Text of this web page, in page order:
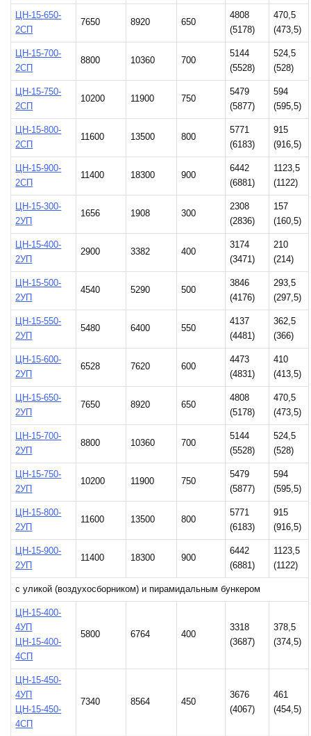
ЦН-15-650-
2СП
7650 8920 650
4808
(5178)
470,5
(473,5)
ЦН-15-700-
2СП
8800 10360 700
5144
(5528)
524,5
(528)
ЦН-15-750-
2СП
10200 11900 750
5479
(5877)
594
(595,5)
ЦН-15-800-
2СП
11600 13500 800
5771
(6183)
915
(916,5)
ЦН-15-900-
2СП
11400 18300 900
6442
(6881)
1123,5
(1122)
ЦН-15-300-
2УП
1656 1908 300
2308
(2836)
157
(160,5)
ЦН-15-400-
2УП
2900 3382 400
3174
(3471)
210
(214)
ЦН-15-500-
2УП
4540 5290 500
3846
(4176)
293,5
(297,5)
ЦН-15-550-
2УП
5480 6400 550
4137
(4481)
362,5
(366)
ЦН-15-600-
2УП
6528 7620 600
4473
(4831)
410
(413,5)
ЦН-15-650-
2УП
7650 8920 650
4808
(5178)
470,5
(473,5)
ЦН-15-700-
2УП
8800 10360 700
5144
(5528)
524,5
(528)
ЦН-15-750-
2УП
10200 11900 750
5479
(5877)
594
(595,5)
ЦН-15-800-
2УП
11600 13500 800
5771
(6183)
915
(916,5)
ЦН-15-900-
2УП
11400 18300 900
6442
(6881)
1123,5
(1122)
с уликой (воздухосборником) и пирамидальным бункером
ЦН-15-400-
4УП
ЦН-15-400-
4СП
5800 6764 400
3318
(3687)
378,5
(374,5)
ЦН-15-450-
4УП
ЦН-15-450-
4СП
7340 8564 450
3676
(4067)
461
(454,5)